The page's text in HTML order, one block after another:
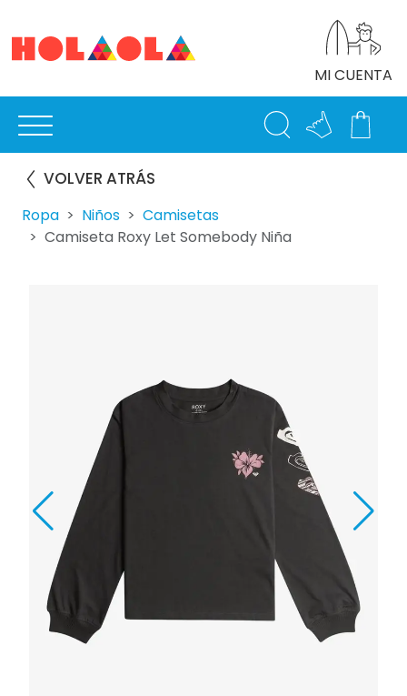
MI CUENTA
VOLVER ATRÁS
Ropa Niños
Camisetas
Camiseta Roxy Let Somebody Niña